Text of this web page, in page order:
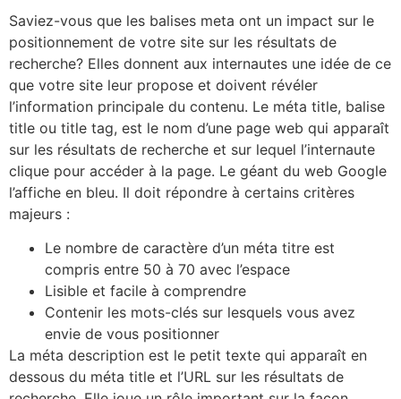
Saviez-vous que les balises meta ont un impact sur le
positionnement de votre site sur les résultats de
recherche? Elles donnent aux internautes une idée de ce
que votre site leur propose et doivent révéler
l’information principale du contenu. Le méta title, balise
title ou title tag, est le nom d’une page web qui apparaît
sur les résultats de recherche et sur lequel l’internaute
clique pour accéder à la page. Le géant du web Google
l’affiche en bleu. Il doit répondre à certains critères
majeurs :
Le nombre de caractère d’un méta titre est
compris entre 50 à 70 avec l’espace
Lisible et facile à comprendre
Contenir les mots-clés sur lesquels vous avez
envie de vous positionner
La méta description est le petit texte qui apparaît en
dessous du méta title et l’URL sur les résultats de